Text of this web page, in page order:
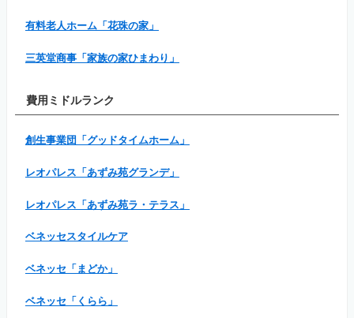
有料老人ホーム「花珠の家」
三英堂商事「家族の家ひまわり」
費用ミドルランク
創生事業団「グッドタイムホーム」
レオパレス「あずみ苑グランデ」
レオパレス「あずみ苑ラ・テラス」
ベネッセスタイルケア
ベネッセ「まどか」
ベネッセ「くらら」